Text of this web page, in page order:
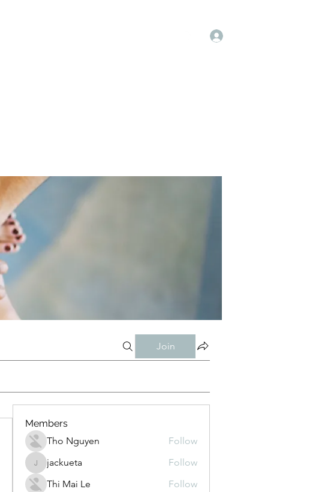
Join
Members
Tho Nguyen
Follow
jackueta
jackueta
Follow
Thi Mai Le
Follow